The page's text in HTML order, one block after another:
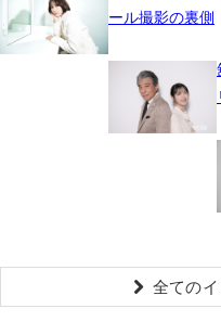
ール撮影の裏側
全ての